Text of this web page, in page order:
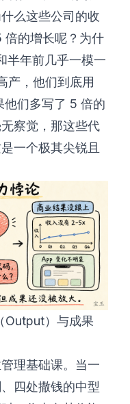
么这些公司的收
倍的增长呢？为什
半年前几乎一模一
产，他们到底用
他们多写了 5 倍的
察觉，那这些代
一个极其尖锐且
Output）与成果
理基础课。当一
四处撒钱的中型